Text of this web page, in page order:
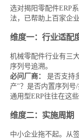
选对揭阳零配件ERP
法，已帮助上百家企
维度一：行业适配
机械零配件行业有三
序列号追溯。
必问厂商：
是否支持
产"？是否内置序列号/
通用型ERP往往在这
维度二：实施周期
中小企业拖不起。从